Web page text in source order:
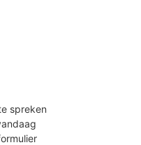
spreken